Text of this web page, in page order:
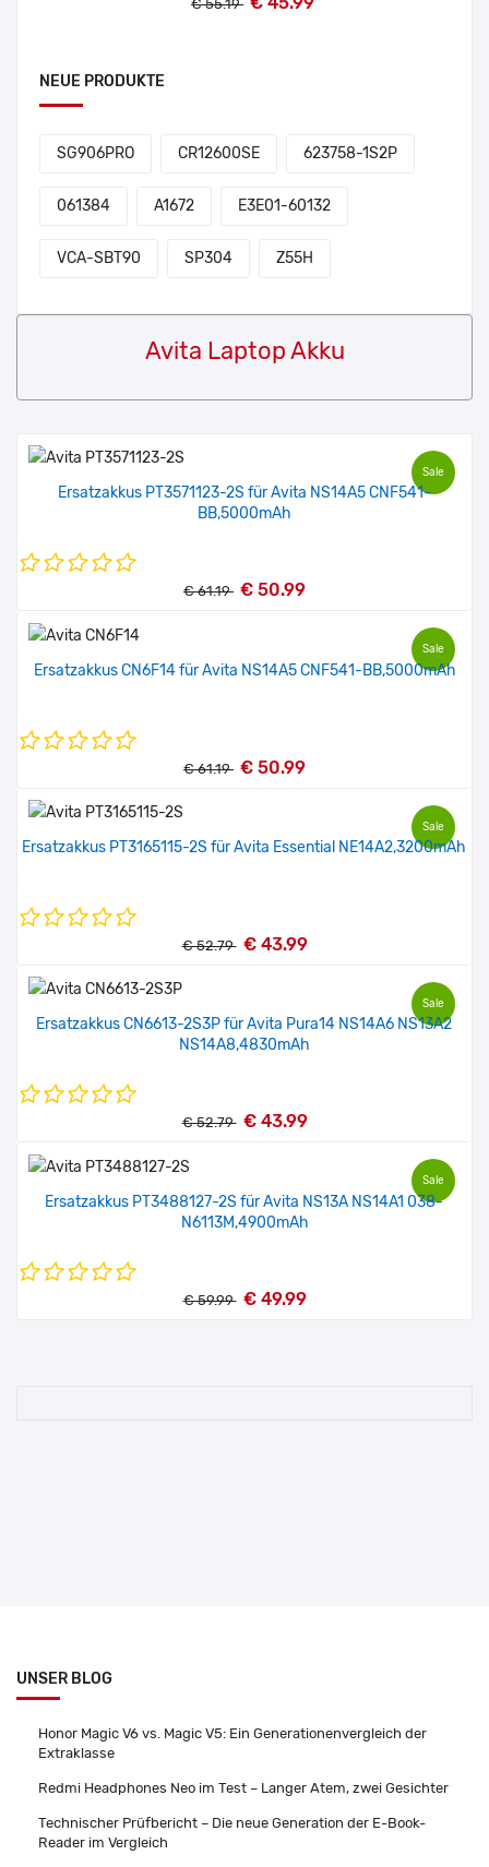
€ 55.19
NEUE PRODUKTE
SG906PRO CR12600SE 623758-1S2P
061384 A1672 E3E01-60132
VCA-SBT90 SP304 Z55H
Avita Laptop Akku
Sale
Ersatzakkus PT3571123-2S für Avita NS14A5 CNF541-
BB,5000mAh
€ 61.19 € 50.99
Sale
Ersatzakkus CN6F14 für Avita NS14A5 CNF541-BB,5000mAh
€ 61.19 € 50.99
Sale
Ersatzakkus PT3165115-2S für Avita Essential NE14A2,3200mAh
€ 52.79 € 43.99
Sale
Ersatzakkus CN6613-2S3P für Avita Pura14 NS14A6 NS13A2
NS14A8,4830mAh
€ 52.79 € 43.99
Sale
Ersatzakkus PT3488127-2S für Avita NS13A NS14A1 038-
N6113M,4900mAh
€ 59.99 € 49.99
UNSER BLOG
Honor Magic V6 vs. Magic V5: Ein Generationenvergleich der
Extraklasse
Redmi Headphones Neo im Test – Langer Atem, zwei Gesichter
Technischer Prüfbericht – Die neue Generation der E-Book-
Reader im Vergleich